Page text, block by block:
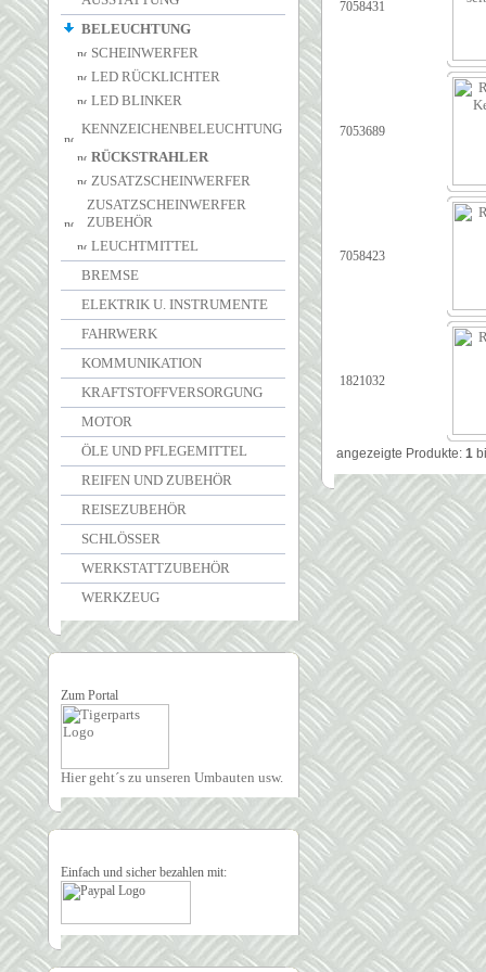
BELEUCHTUNG
SCHEINWERFER
LED RÜCKLICHTER
LED BLINKER
KENNZEICHENBELEUCHTUNG
RÜCKSTRAHLER
ZUSATZSCHEINWERFER
ZUSATZSCHEINWERFER
ZUBEHÖR
LEUCHTMITTEL
BREMSE
ELEKTRIK U. INSTRUMENTE
FAHRWERK
KOMMUNIKATION
KRAFTSTOFFVERSORGUNG
MOTOR
ÖLE UND PFLEGEMITTEL
REIFEN UND ZUBEHÖR
REISEZUBEHÖR
SCHLÖSSER
WERKSTATTZUBEHÖR
WERKZEUG
Zum Portal
Hier geht´s zu unseren Umbauten usw.
Einfach und sicher bezahlen mit:
7058431
7053689
7058423
1821032
angezeigte Produkte: 1